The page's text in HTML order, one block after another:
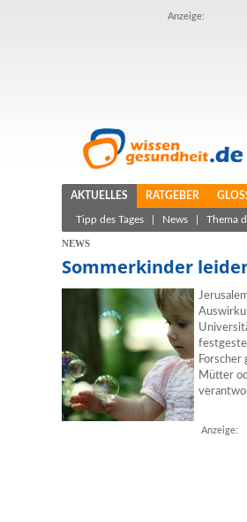
Anzeige:
AKTUELLES RATGEBER
Tipp des Tages News Thema
NEWS
Sommerkinder
Forscher
Mütter
Anzeige: